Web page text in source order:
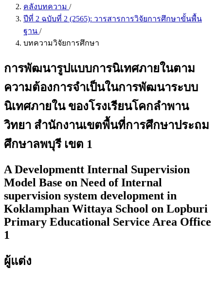
คลังบทความ /
ปีที่ 2 ฉบับที่ 2 (2565): วารสารการวิจัยการศึกษาขั้นพื้น
ฐาน /
บทความวิจัยการศึกษา
การพัฒนารูปแบบการนิเทศภายในตาม
ความต้องการจำเป็นในการพัฒนาระบบ
นิเทศภายใน ของโรงเรียนโคกลำพาน
วิทยา สำนักงานเขตพื้นที่การศึกษาประถม
ศึกษาลพบุรี เขต 1
A Developmentt Internal Supervision
Model Base on Need of Internal
supervision system development in
Koklamphan Wittaya School on Lopburi
Primary Educational Service Area Office
1
ผู้แต่ง